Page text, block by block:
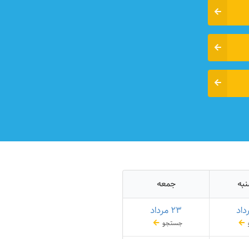
جمعه
۲۳ مرداد
جستجو